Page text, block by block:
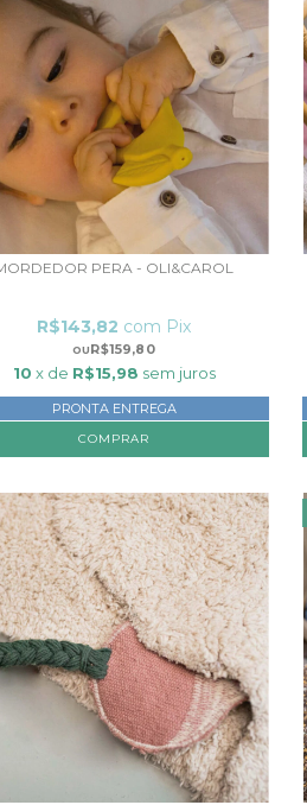
PERA - OLI&CAROL
R$159,80
R$143,82 com Pix
10 x de R$15,98 sem juros
PRONTA ENTREGA